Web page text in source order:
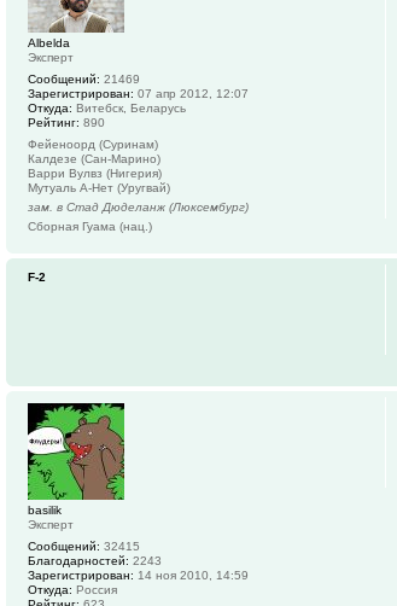
Albelda
Эксперт
Сообщений: 21469
Зарегистрирован: 07 апр 2012, 12:07
Откуда: Витебск, Беларусь
Рейтинг: 890
Фейеноорд (Суринам)
Калдезе (Сан-Марино)
Варри Вулвз (Нигерия)
Мутуаль А-Нет (Уругвай)
зам. в Стад Дюделанж (Люксембург)
Сборная Гуама (нац.)
F-2
basilik
Эксперт
Сообщений: 32415
Благодарностей: 2243
Зарегистрирован: 14 ноя 2010, 14:59
Откуда: Россия